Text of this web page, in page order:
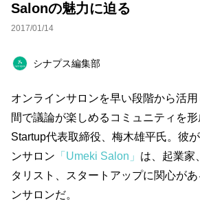
特集
スピリチュアル おすすめサロ
オフ会レポート タレント
仕事術 ファンクラブ
Salonの魅力に迫る
2017/01/14
シナプス編集部
オンラインサロンを早い段階から活
間で議論が楽しめるコミュニティを
Startup代表取締役、梅木雄平氏。彼
ンサロン 「Umeki Salon」 は、起業家
タリスト、スタートアップに関心が
ンサロンだ。